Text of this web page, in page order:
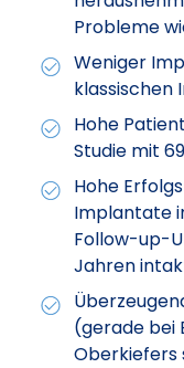
Probleme
Weniger
klassischen
Hohe
Studie mit
Hohe
Implantate
Follow-up-
Jahren
(gerade bei
Oberkiefers